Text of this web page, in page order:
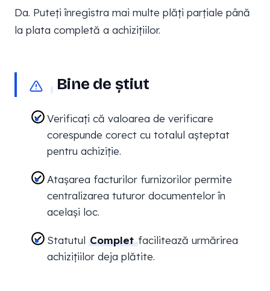
Da. Puteți înregistra mai multe plăți parțiale până
la plata completă a achizițiilor.
Bine de știut
Verificați că valoarea de verificare
corespunde corect cu totalul așteptat
pentru achiziție.
Atașarea facturilor furnizorilor permite
centralizarea tuturor documentelor în
același loc.
Statutul Completfacilitează urmărirea
achizițiilor deja plătite.